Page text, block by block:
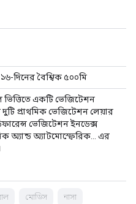
দিনের বৈশ্বিক ৫০০মি
ভিত্তিতে একটি ভেজিটেশন
দুটি প্রাথমিক ভেজিটেশন লেয়ার
ভেজিটেশন ইনডেক্স
অ্যান্ড অ্যাটমোস্ফেরিক... এর
মোডিস নাসা